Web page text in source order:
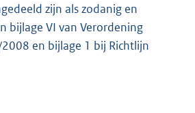
zijn als zodanig en
bijlage VI van Verordening
en bijlage 1 bij Richtlijn